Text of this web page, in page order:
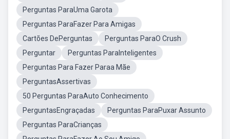
Perguntas ParaUma Garota
Perguntas ParaFazer Para Amigas
Cartões DePerguntas
Perguntas ParaO Crush
Perguntar
Perguntas ParaInteligentes
Perguntas Para Fazer Paraa Mãe
PerguntasAssertivas
50 Perguntas ParaAuto Conhecimento
PerguntasEngraçadas
Perguntas ParaPuxar Assunto
Perguntas ParaCrianças